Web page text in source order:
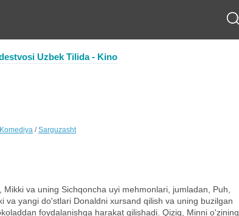
Uzbek Tilida - Kino
Komediya /Sarguzasht
va uning Sichqoncha uyi mehmonlari, jumladan, Puh,
va yangi do'stlari Donaldni xursand qilish va uning buzilgan
foydalanishga harakat qilishadi. Qiziq, Minni o'zining